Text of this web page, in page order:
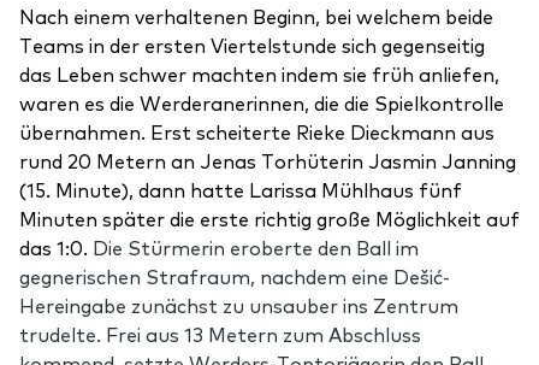
Nach einem verhaltenen Beginn, bei welchem beide
Teams in der ersten Viertelstunde sich gegenseitig
das Leben schwer machten indem sie früh anliefen,
waren es die Werderanerinnen, die die Spielkontrolle
übernahmen. Erst scheiterte Rieke Dieckmann aus
rund 20 Metern an Jenas Torhüterin Jasmin Janning
(15. Minute), dann hatte Larissa Mühlhaus fünf
Minuten später die erste richtig große Möglichkeit auf
das 1:0. Die Stürmerin eroberte den Ball im
gegnerischen Strafraum, nachdem eine Dešić-
Hereingabe zunächst zu unsauber ins Zentrum
trudelte. Frei aus 13 Metern zum Abschluss